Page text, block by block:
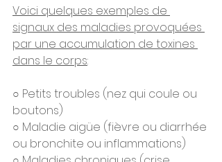
Voici quelques exemples de
signaux des maladies provoquées
par une accumulation de toxines
dans le corps:
○ Petits troubles (nez qui coule ou
boutons)
○ Maladie aigüe (fièvre ou diarrhée
ou bronchite ou inflammations)